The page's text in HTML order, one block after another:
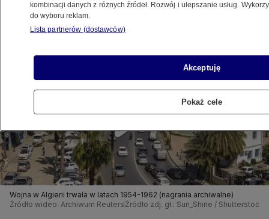
Udostępnij
Wojna w Algierii trwała w latach 1954-1962 (nagrania archiwalne)
Źródło wideo: Archiwum Reuters Źródło zdj. gł.: Sun_Shine / Shutterstock
kombinacji danych z różnych źródeł. Rozwój i ulepszanie usług.
do wyboru reklam.
Lista partnerów (dostawców)
Akceptuję
Pokaż cele